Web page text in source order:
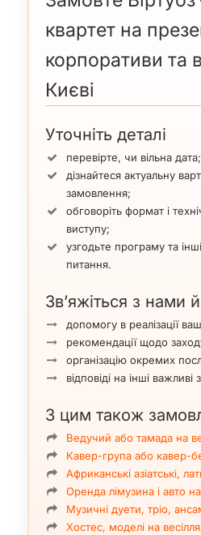
квартет на
корпоративи та
Києві
Уточніть деталі
перевірте, чи вільна дата;
дізнайтеся актуальну
замовлення;
обговоріть формат і
виступу;
узгодьте програму та інші
питання.
Зв’яжіться з нами
допомогу в реалізації
рекомендації щодо
організацію окремих
відповіді на інші важливі
З цим також
Ведучий або тамада на
Кавер-група або кавер-
Африканські азіатські,
Оренда лімузина і авто
Музичні дуети, тріо,
Хостес, моделі на